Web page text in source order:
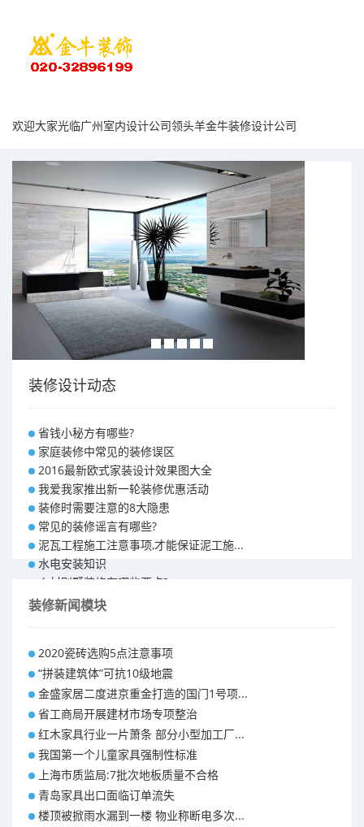
欢迎大家光临广州室内设计公司领头羊金牛装修设计公司
装修设计动态
省钱小秘方有哪些?
家庭装修中常见的装修误区
2016最新欧式家装设计效果图大全
我爱我家推出新一轮装修优惠活动
装修时需要注意的8大隐患
常见的装修谣言有哪些?
泥瓦工程施工注意事项,才能保证泥工施...
水电安装知识
乡村别墅装修有哪些要点?
别墅怎样装修之装修技巧
昆明110平米装修预算 装修报价清单
昆明100平米装修多少钱
装修新闻模块
2020瓷砖选购5点注意事项
“拼装建筑体”可抗10级地震
金盛家居二度进京重金打造的国门1号项...
省工商局开展建材市场专项整治
红木家具行业一片萧条 部分小型加工厂...
我国第一个儿童家具强制性标准
上海市质监局:7批次地板质量不合格
青岛家具出口面临订单流失
楼顶被掀雨水漏到一楼 物业称断电多次...